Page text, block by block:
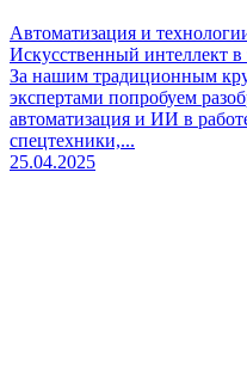
Автоматизация и
Искусственный интеллект в
За нашим традиционным
экспертами попробуем
автоматизация и ИИ в
спецтехники,...
25.04.2025